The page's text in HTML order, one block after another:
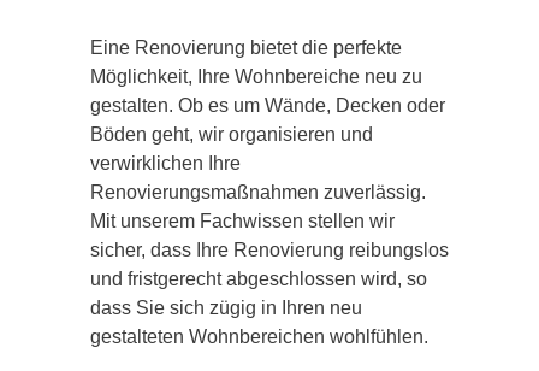
Eine Renovierung bietet die perfekte
Möglichkeit, Ihre Wohnbereiche neu zu
gestalten. Ob es um Wände, Decken oder
Böden geht, wir organisieren und
verwirklichen Ihre
Renovierungsmaßnahmen zuverlässig.
Mit unserem Fachwissen stellen wir
sicher, dass Ihre Renovierung reibungslos
und fristgerecht abgeschlossen wird, so
dass Sie sich zügig in Ihren neu
gestalteten Wohnbereichen wohlfühlen.